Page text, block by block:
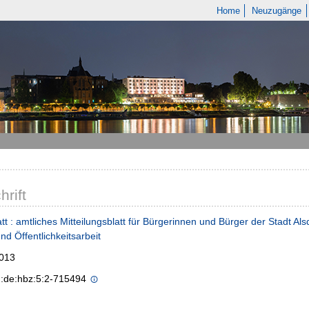
Home Neuzugänge
: amtliches Mitteilungsblatt für Bürgerinnen und Bürger der Stadt
Öffentlichkeitsarbeit
715494